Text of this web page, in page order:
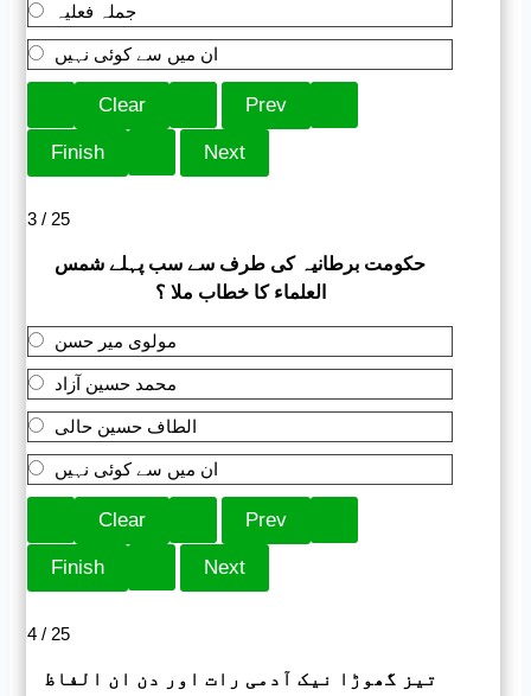
جملہ فعلیہ
ان میں سے کوئی نہیں
3 / 25
حکومت برطانیہ کی طرف سے سب پہلے شمس
العلماء کا خطاب ملا ؟
مولوی میر حسن
محمد حسین آزاد
الطاف حسین حالی
ان میں سے کوئی نہیں
4 / 25
تیز گھوڑا نیک آدمی رات اور دن ان الفاظ